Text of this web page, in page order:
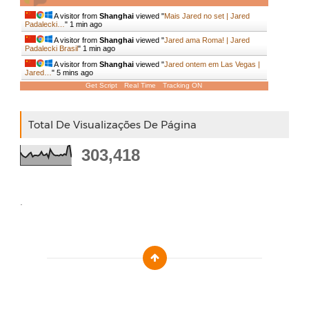
A visitor from Shanghaiviewed "Mais Jared no set | Jared
Padalecki… " 1 min ago
A visitor from Shanghaiviewed "Jared ama Roma! | Jared
Padalecki Brasil" 1 min ago
A visitor from Shanghaiviewed "Jared ontem em Las Vegas |
Jared… " 5 mins ago
Get Script Real Time Tracking ON
Total De Visualizações De Página
303,418
.